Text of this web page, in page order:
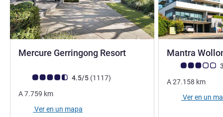
Mercure Gerringong Resort4 estrellas
Nota de clientes de Avis (Clasificación de ALL)
4.5/5 (1117opiniones
)
A7.759 km
Ver en un mapa
Mantra
Nota de clientes
A27.158 km
Ver en un